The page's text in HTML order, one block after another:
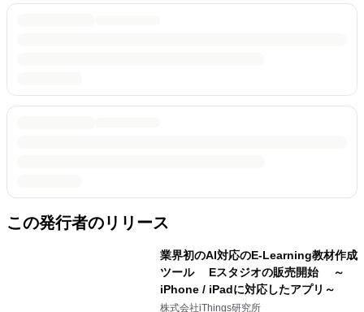
この発行者のリリース
業界初のAI対応のE-Learning教材作成
ツール Eスタジオの販売開始 ～
iPhone / iPadに対応したアプリ～
株式会社iThings研究所